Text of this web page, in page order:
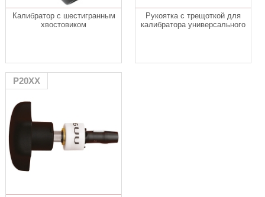
Калибратор с шестигранным
хвостовиком
Рукоятка с трещоткой для
калибратора универсального
P20XX